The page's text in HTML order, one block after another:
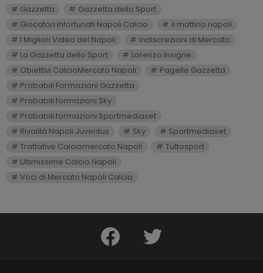
Gazzetta
Gazzetta dello Sport
Giocatori Infortunati Napoli Calcio
il mattino napoli
I Migliori Video del Napoli
Indiscrezioni di Mercato
La Gazzetta dello Sport
Lorenzo Insigne
Obiettivi CalcioMercato Napoli
Pagelle Gazzetta
Probabili Formazioni Gazzetta
Probabili formazioni Sky
Probabili formazioni Sportmediaset
Rivalità Napoli Juventus
Sky
Sportmediaset
Trattative Calciomercato Napoli
Tuttosport
Ultimissime Calcio Napoli
Voci di Mercato Napoli Calcio
facebook twitter